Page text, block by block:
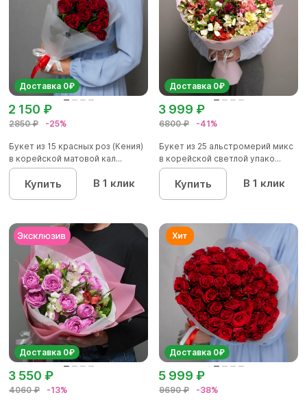
Доставка 0₽
2850 ₽ -25%
2 150 ₽
Букет из 15 красных роз (Кения)
в корейской матовой кал...
Купить В 1 клик
Доставка 0₽
6800 ₽ -41%
3 999 ₽
Букет из 25 альстромерий микс
в корейской светлой упако...
Купить В 1 клик
Доставка 0₽
4060 ₽ -13%
3 550 ₽
Доставка 0₽
9690 ₽ -38%
5 999 ₽